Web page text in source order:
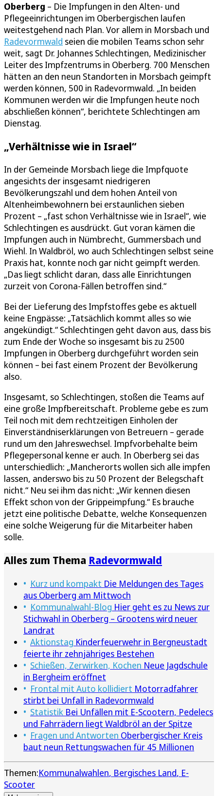
Oberberg – Die Impfungen in den Alten- und
Pflegeeinrichtungen im Oberbergischen laufen
weitestgehend nach Plan. Vor allem in Morsbach und
Radevormwald seien die mobilen Teams schon sehr
weit, sagt Dr. Johannes Schlechtingen, Medizinischer
Leiter des Impfzentrums in Oberberg. 700 Menschen
hätten an den neun Standorten in Morsbach geimpft
werden können, 500 in Radevormwald. „In beiden
Kommunen werden wir die Impfungen heute noch
abschließen können“, berichtete Schlechtingen am
Dienstag.
„Verhältnisse wie in Israel“
In der Gemeinde Morsbach liege die Impfquote
angesichts der insgesamt niedrigeren
Bevölkerungszahl und dem hohen Anteil von
Altenheimbewohnern bei erstaunlichen sieben
Prozent – „fast schon Verhältnisse wie in Israel“, wie
Schlechtingen es ausdrückt. Gut voran kämen die
Impfungen auch in Nümbrecht, Gummersbach und
Wiehl. In Waldbröl, wo auch Schlechtingen selbst seine
Praxis hat, konnte noch gar nicht geimpft werden.
„Das liegt schlicht daran, dass alle Einrichtungen
zurzeit von Corona-Fällen betroffen sind.“
Bei der Lieferung des Impfstoffes gebe es aktuell
keine Engpässe: „Tatsächlich kommt alles so wie
angekündigt.“ Schlechtingen geht davon aus, dass bis
zum Ende der Woche so insgesamt bis zu 2500
Impfungen in Oberberg durchgeführt worden sein
können – bei fast einem Prozent der Bevölkerung
also.
Insgesamt, so Schlechtingen, stoßen die Teams auf
eine große Impfbereitschaft. Probleme gebe es zum
Teil noch mit dem rechtzeitigen Einholen der
Einverständniserklärungen von Betreuern – gerade
rund um den Jahreswechsel. Impfvorbehalte beim
Pflegepersonal kenne er auch. In Oberberg sei das
unterschiedlich: „Mancherorts wollen sich alle impfen
lassen, anderswo bis zu 50 Prozent der Belegschaft
nicht.“ Neu sei ihm das nicht: „Wir kennen diesen
Effekt schon von der Grippeimpfung.“ Es brauche
jetzt eine politische Debatte, welche Konsequenzen
eine solche Weigerung für die Mitarbeiter haben
solle.
Alles zum Thema Radevormwald
Kurz und kompakt Die Meldungen des Tages
aus Oberberg am Mittwoch
Kommunalwahl-Blog Hier geht es zu News zur
Stichwahl in Oberberg – Grootens wird neuer
Landrat
Aktionstag Kinderfeuerwehr in Bergneustadt
feierte ihr zehnjähriges Bestehen
Schießen, Zerwirken, Kochen Neue Jagdschule
in Bergheim eröffnet
Frontal mit Auto kollidiert Motorradfahrer
stirbt bei Unfall in Radevormwald
Statistik Bei Unfällen mit E-Scootern, Pedelecs
und Fahrrädern liegt Waldbröl an der Spitze
Fragen und Antworten Oberbergischer Kreis
baut neun Rettungswachen für 45 Millionen
Themen:Kommunalwahlen Bergisches Land E-
Scooter